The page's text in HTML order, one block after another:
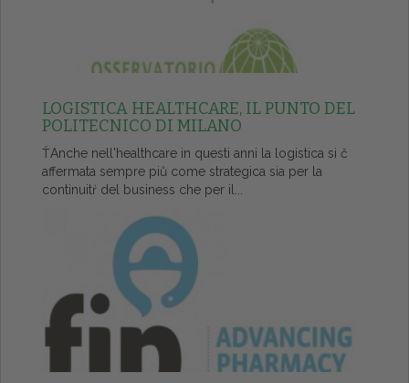
LOGISTICA HEALTHCARE, IL PUNTO DEL
POLITECNICO DI MILANO
ŤAnche nell'healthcare in questi anni la logistica si č
affermata sempre piů come strategica sia per la
continuitŕ del business che per il...